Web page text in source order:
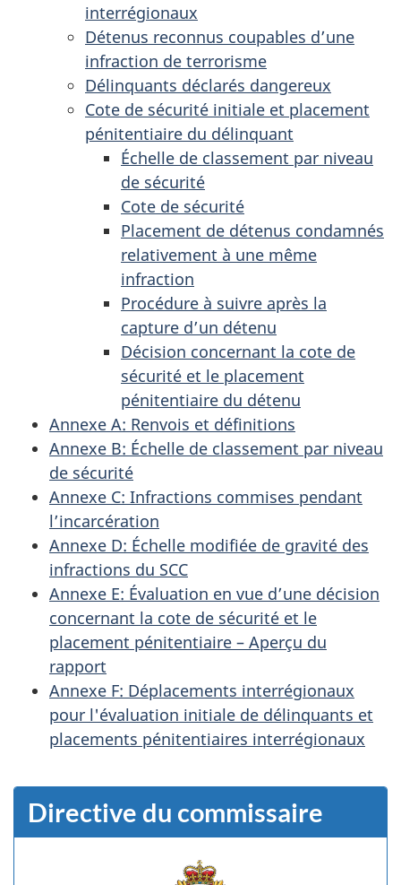
interrégionaux
Détenus reconnus coupables d’une
infraction de terrorisme
Délinquants déclarés dangereux
Cote de sécurité initiale et placement
pénitentiaire du délinquant
Échelle de classement par niveau
de sécurité
Cote de sécurité
Placement de détenus condamnés
relativement à une même
infraction
Procédure à suivre après la
capture d’un détenu
Décision concernant la cote de
sécurité et le placement
pénitentiaire du détenu
Annexe A: Renvois et définitions
Annexe B: Échelle de classement par niveau
de sécurité
Annexe C: Infractions commises pendant
l’incarcération
Annexe D: Échelle modifiée de gravité des
infractions du SCC
Annexe E: Évaluation en vue d’une décision
concernant la cote de sécurité et le
placement pénitentiaire – Aperçu du
rapport
Annexe F: Déplacements interrégionaux
pour l'évaluation initiale de délinquants et
placements pénitentiaires interrégionaux
Directive du commissaire